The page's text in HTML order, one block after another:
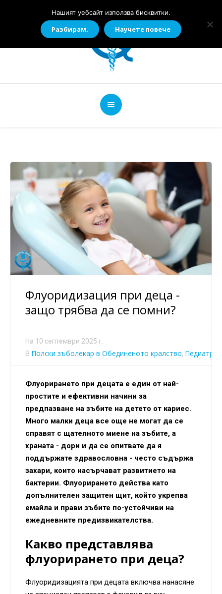
Флуоридизация при деца -
защо трябва да се помни?
На 10 септември 2025 г.
В Полски зъболекар в Обединеното кралство,
Флуорирането при децата е един от най-
простите и ефективни начини за
предпазване на зъбите на детето от кариес.
Много малки деца все още не могат да се
справят с щателното миене на зъбите, а
храната - дори и да се опитвате да я
поддържате здравословна - често съдържа
захари, които насърчават развитието на
бактерии. Флуорирането действа като
допълнителен защитен щит, който укрепва
емайла и прави зъбите по-устойчиви на
ежедневните предизвикателства.
Какво представлява
флуорирането при деца?
Флуоридизацията при децата включва нанасяне
Нашият уебсайт използва бисквитки.
Разбирам. Научете повече